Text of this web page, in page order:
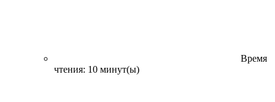
Время
чтения: 10 минут(ы)